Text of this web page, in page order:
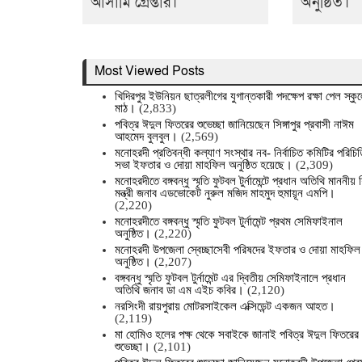
Most Viewed Posts
খিদিরপুর ইউনিয়ন ছাত্রলীগের যুগান্তকারী পদক্ষেপ রক্ষা পেল
মাঠ। (2,833)
পবিত্র ঈদুল ফিতরের শুভেচ্ছা জানিয়েছেন সিঙ্গাপুর প্রবাসী নাঈম
আহমেদ বুলবুল। (2,569)
মনোহরদী প্রতিবন্ধী কল্যাণ সংস্থার নব- নির্বাচিত কমিটির
সভা ইফতার ও দোয়া মাহফিল অনুষ্ঠিত হয়েছে। (2,309)
মনোহরদীতে বঙ্গবন্ধু স্মৃতি ফুটবল টুর্নামেন্টে প্রধান অতিথি মাননীয়
মন্ত্রী জনাব এডভোকেট নুরুল মজিদ মাহমুদ হুমায়ূন এমপি।
(2,220)
মনোহরদীতে বঙ্গবন্ধু স্মৃতি ফুটবল টুর্নামেন্ট প্রথম সেমিফাইনাল
অনুষ্ঠিত। (2,220)
মনোহরদী উপজেলা স্বেচ্ছাসেবী পরিষদের ইফতার ও দোয়া মাহফিল
অনুষ্ঠিত। (2,207)
বঙ্গবন্ধু স্মৃতি ফুটবল টুর্নামেন্ট এর দ্বিতীয় সেমিফাইনালে প্রধান
অতিথি জনাব ডা এম এইচ কবির। (2,120)
নরসিংদী রায়পুরায় মোটরসাইকেল এক্সিডেন্ট একজন আহত।
(2,119)
মা হোমিও হলের পক্ষ থেকে সবাইকে জানাই পবিত্র ঈদুল ফিতরের
শুভেচ্ছা। (2,101)